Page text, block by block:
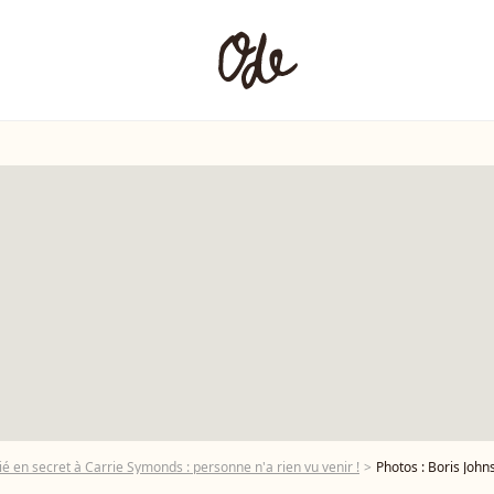
en secret à Carrie Symonds : personne n'a rien vu venir ! Photos : Boris Johnson